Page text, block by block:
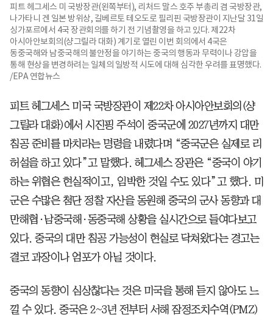
피트 헤그세스 미 국방장관(왼쪽부터), 리처드 말스 호주 부총리 겸 국방장관,
나가타니 겐 일본 방위상, 길베르토 테오도로 필리핀 국방장관이 지난달 31일
싱가포르에서 4국 장관회의를 하기 전 기념촬영을 하고 있다. 제22차
아시아안보회의(샹그릴라 대화) 계기로 열린 이번 회의에서 4국은
동중국해와 남중국해의 불안정을 야기하는 중국의 행동과 무력이나 강압을
통해 현상을 변경하려는 일체의 일방적 시도에 대해 심각한 우려를 표명했다.
/EPA 연합뉴스
피트 헤그세스 미국 국방장관이 제22차 아시아안보회의(샹
그릴라 대화)에서 시진핑 주석이 중국군에 2027년까지 대만
침공 준비를 마치라는 명령을 내렸다며 “중국군은 실제로 리
허설을 하고 있다”고 말했다. 헤그세스 장관은 “중국이 야기
하는 위협은 현실적이고, 임박한 것일 수도 있다”고 했다. 미
군은 수많은 첨단 정찰 자산을 동원해 중국의 군사 동향과 대
만해협·남중국해·동중국해 상황을 실시간으로 들여다보고
있다. 중국의 대만 침공 가능성이 현실로 닥쳐왔다는 경고는
결코 과장이나 엄포가 아닐 것이다.
중국의 동향이 심상찮다는 것은 미국을 통해 듣지 않아도 느
낄 수 있다. 중국은 2~3년 전부터 서해 잠정조치수역(PMZ)